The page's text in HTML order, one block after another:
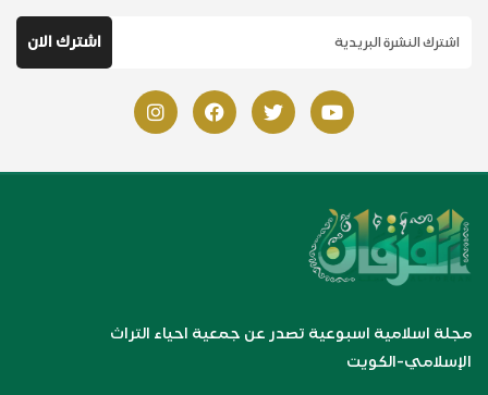
مجلة اسلامية اسبوعية تصدر عن جمعية احياء التراث
الإسلامي-الكويت